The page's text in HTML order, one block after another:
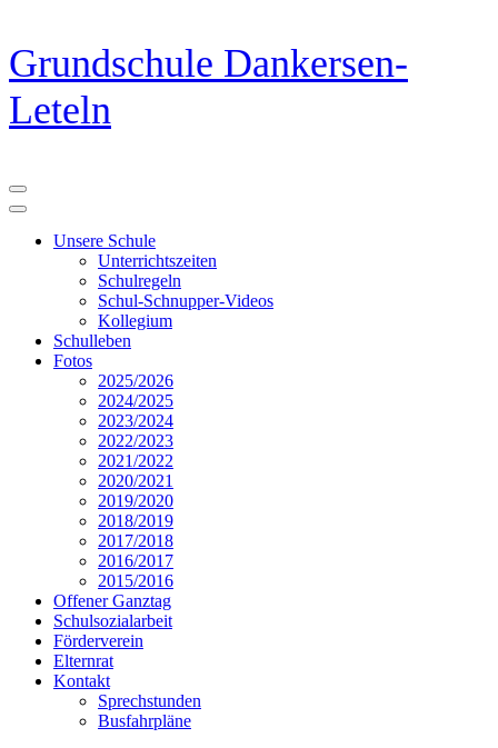
Zum
Inhalt
springen
(Eingabetaste
drücken)
Grundschule Dankersen-
Leteln
Unsere Schule
Unterrichtszeiten
Schulregeln
Schul-Schnupper-Videos
Kollegium
Schulleben
Fotos
2025/2026
2024/2025
2023/2024
2022/2023
2021/2022
2020/2021
2019/2020
2018/2019
2017/2018
2016/2017
2015/2016
Offener Ganztag
Schulsozialarbeit
Förderverein
Elternrat
Kontakt
Sprechstunden
Busfahrpläne